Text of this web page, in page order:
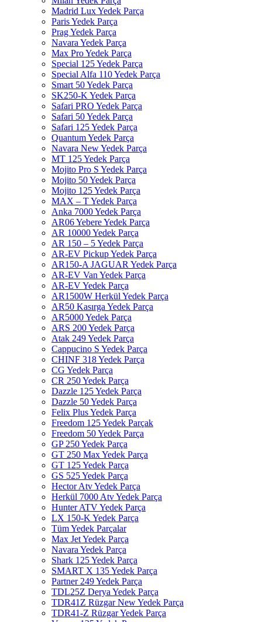
Madrid Lux Yedek Parça
Paris Yedek Parça
Prag Yedek Parça
Navara Yedek Parça
Max Pro Yedek Parça
Special 125 Yedek Parça
Special Alfa 110 Yedek Parça
Smart 50 Yedek Parça
SK250-K Yedek Parça
Safari PRO Yedek Parça
Safari 50 Yedek Parça
Safari 125 Yedek Parça
Quantum Yedek Parça
Navara New Yedek Parça
MT 125 Yedek Parça
Mojito Pro S Yedek Parça
Mojito 50 Yedek Parça
Mojito 125 Yedek Parça
MAX – T Yedek Parça
Anka 7000 Yedek Parça
AR06 Yebere Yedek Parça
AR 10000 Yedek Parça
AR 150 – 5 Yedek Parça
AR-EV Pickup Yedek Parça
AR150-A JAGUAR Yedek Parça
AR-EV Van Yedek Parça
AR-EV Yedek Parça
AR1500W Herkül Yedek Parça
AR50 Kasırga Yedek Parça
AR5000 Yedek Parça
ARS 200 Yedek Parça
Atak 249 Yedek Parça
Cappucino S Yedek Parça
CHINF 318 Yedek Parça
CG Yedek Parça
CR 250 Yedek Parça
Dazzle 125 Yedek Parça
Dazzle 50 Yedek Parça
Felix Plus Yedek Parça
Freedom 125 Yedek Parçak
Freedom 50 Yedek Parça
GP 250 Yedek Parça
GT 250 Max Yedek Parça
GT 125 Yedek Parça
GS 525 Yedek Parça
Hector Atv Yedek Parça
Herkül 7000 Atv Yedek Parça
Hunter ATV Yedek Parça
LX 150-K Yedek Parça
Tüm Yedek Parçalar
Max Jet Yedek Parça
Navara Yedek Parça
Shark 125 Yedek Parça
SMART X 135 Yedek Parça
Partner 249 Yedek Parça
TDL25Z Derya Yedek Parça
TDR41Z Rüzgar New Yedek Parça
TDR41-Z Rüzgar Yedek Parça